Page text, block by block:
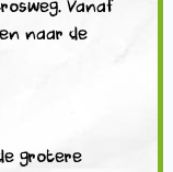
Vanaf
naar de
grotere